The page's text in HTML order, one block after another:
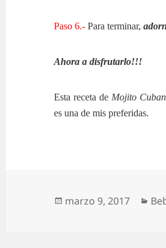
Paso 6.- Para terminar,
Ahora a disfrutarlo!!!
Esta receta de Mojito
es una de mis preferidas.
Publicado
marzo 9, 2017